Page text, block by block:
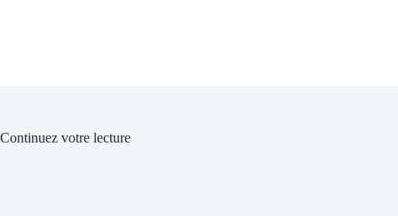
Continuez votre lecture